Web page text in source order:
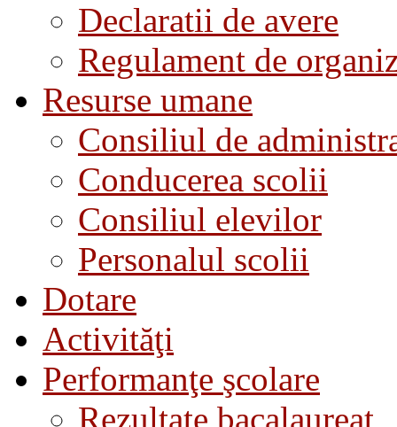
Declaratii de avere
Regulament de
Resurse umane
Consiliul de
Conducerea scolii
Consiliul elevilor
Personalul scolii
Dotare
Activităţi
Performanţe şcolare
Rezultate bacalaureat